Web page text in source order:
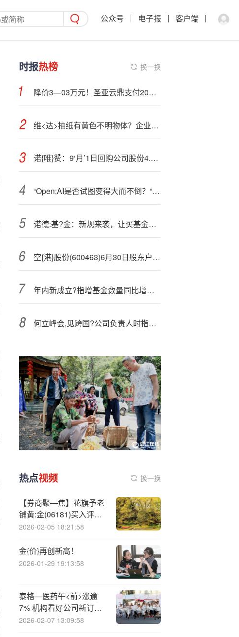
公众号 电子报 客户端
时报热榜 换一换
降价3—03万元！圣亚云鼎支付20%股权再登拍卖台，牌照续展仍在中止状态
维<达>抽纸有黄色不明物体？企业：需消费者提供涉事产品核实
诺{唯}赞：9‘月’1日回购公司股份4.00万股
“Open;AI是否试图变得大而不倒？”奥特曼发长文回应质疑
诺德:基?金：新规来袭，让买基金不再“雾里看花”！
空{港}股份(600463)6月30日股东户数2.23万户，较上期增加55.55%
年内新成立?指增基金数量同比增长超400%
何立峰会,见跨国?公司负责人时指出 中国将持续扩大高水平对外开放 欢迎跨国公司深化对华合作
热点视频 换一换
【券商聚—焦】花旗予老
铺黄:金(06181)买入评级
指配股在市场预期之内
2026-02-05 18:21:58
金{价}再创新高！
2026-01-29 19:13:58
泰格—医药午<前>涨逾
7% 机构看好公司新订单
持续按季改善
2026-02-07 13:09:58